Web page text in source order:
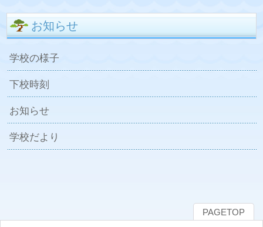
お知らせ
学校の様子
下校時刻
お知らせ
学校だより
PAGETOP